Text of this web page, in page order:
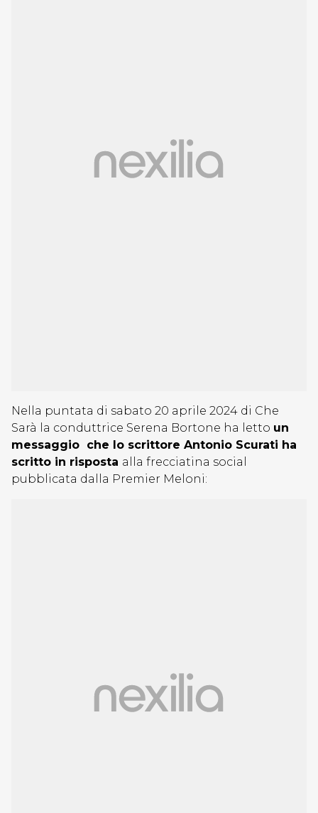
Nella puntata di sabato 20 aprile 2024 di Che
Sarà la conduttrice Serena Bortone ha letto un
messaggio che lo scrittore Antonio Scurati ha
scritto in risposta alla frecciatina social
pubblicata dalla Premier Meloni: